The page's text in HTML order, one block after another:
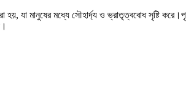
যা মানুষের মধ্যে সৌহার্দ্য ও ভ্রাতৃত্ববোধ সৃষ্টি